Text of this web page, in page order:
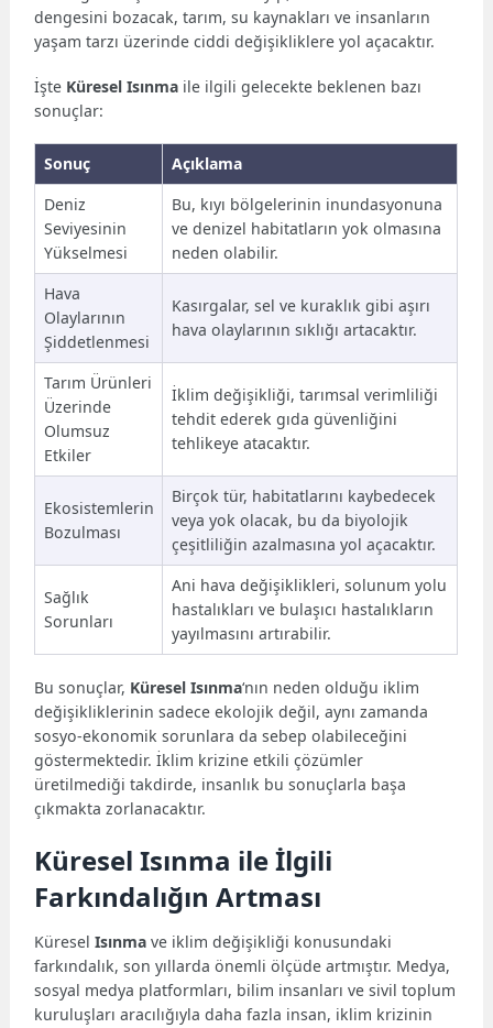
dengesini bozacak, tarım, su kaynakları ve insanların
yaşam tarzı üzerinde ciddi değişikliklere yol açacaktır.
İşte Küresel Isınma ile ilgili gelecekte beklenen bazı
sonuçlar:
Sonuç
Açıklama
Deniz
Seviyesinin
Yükselmesi
Bu, kıyı bölgelerinin inundasyonuna
ve denizel habitatların yok olmasına
neden olabilir.
Hava
Olaylarının
Şiddetlenmesi
Kasırgalar, sel ve kuraklık gibi aşırı
hava olaylarının sıklığı artacaktır.
Tarım Ürünleri
Üzerinde
Olumsuz
Etkiler
İklim değişikliği, tarımsal verimliliği
tehdit ederek gıda güvenliğini
tehlikeye atacaktır.
Ekosistemlerin
Bozulması
Birçok tür, habitatlarını kaybedecek
veya yok olacak, bu da biyolojik
çeşitliliğin azalmasına yol açacaktır.
Sağlık
Sorunları
Ani hava değişiklikleri, solunum yolu
hastalıkları ve bulaşıcı hastalıkların
yayılmasını artırabilir.
Bu sonuçlar, Küresel Isınma‘nın neden olduğu iklim
değişikliklerinin sadece ekolojik değil, aynı zamanda
sosyo-ekonomik sorunlara da sebep olabileceğini
göstermektedir. İklim krizine etkili çözümler
üretilmediği takdirde, insanlık bu sonuçlarla başa
çıkmakta zorlanacaktır.
Küresel Isınma ile İlgili
Farkındalığın Artması
KüreselIsınma ve iklim değişikliği konusundaki
farkındalık, son yıllarda önemli ölçüde artmıştır. Medya,
sosyal medya platformları, bilim insanları ve sivil toplum
kuruluşları aracılığıyla daha fazla insan, iklim krizinin